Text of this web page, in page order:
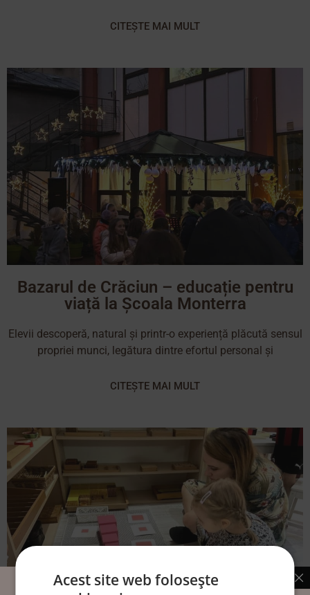
CITEȘTE MAI MULT
Bazarul de Crăciun – educație pentru
viață la Școala Monterra
Elevii descoperă, natural și printr-o experiență plăcută sensul
propriei munci, legătura dintre efortul personal și
CITEȘTE MAI MULT
Acest site web folosește